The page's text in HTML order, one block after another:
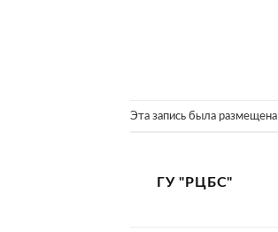
Эта запись была размещена
ГУ "РЦБС"